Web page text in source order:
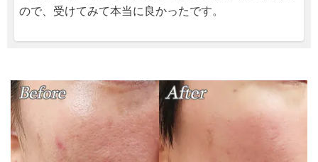
ので、受けてみて本当に良かったです。